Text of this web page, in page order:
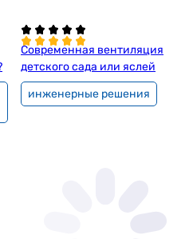
Современная вентиляция
детского сада или яслей
инженерные решения